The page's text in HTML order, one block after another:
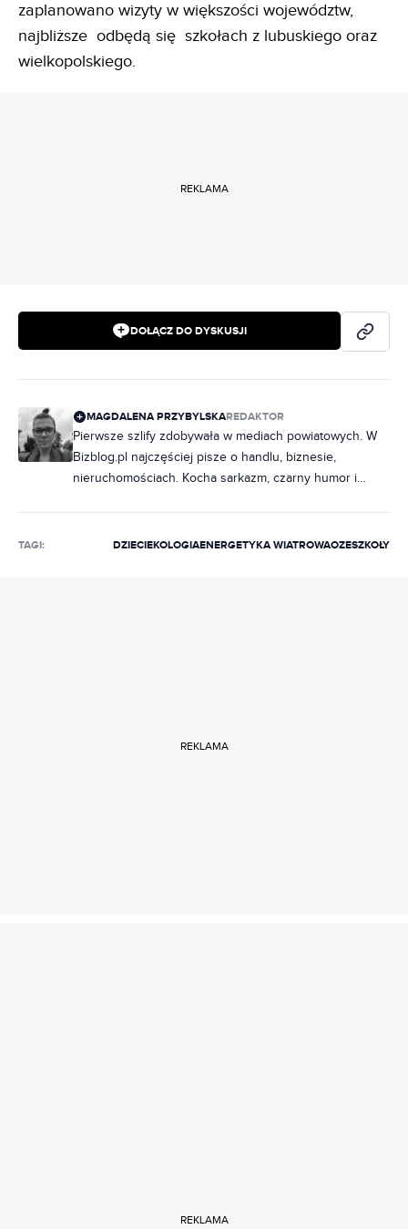
zaplanowano wizyty w większości województw,
najbliższe odbędą się szkołach z lubuskiego oraz
wielkopolskiego.
REKLAMA
DOŁĄCZ DO DYSKUSJI
MAGDALENA PRZYBYLSKAREDAKTOR
Pierwsze szlify zdobywała w mediach powiatowych. W
Bizblog.pl najczęściej pisze o handlu, biznesie,
nieruchomościach. Kocha sarkazm, czarny humor i
TAGI: DZIECIEKOLOGIAENERGETYKA WIATROWAOZESZKOŁY
REKLAMA
REKLAMA